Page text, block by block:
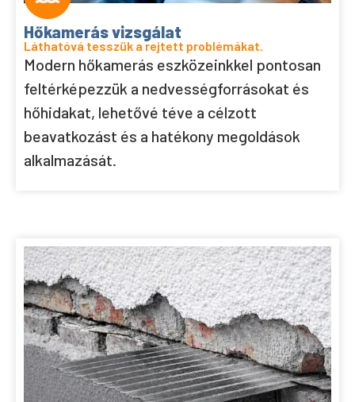
Hőkamerás vizsgálat
Láthatóvá tesszük a rejtett problémákat.
Modern hőkamerás eszközeinkkel pontosan
feltérképezzük a nedvességforrásokat és
hőhidakat, lehetővé téve a célzott
beavatkozást és a hatékony megoldások
alkalmazását.